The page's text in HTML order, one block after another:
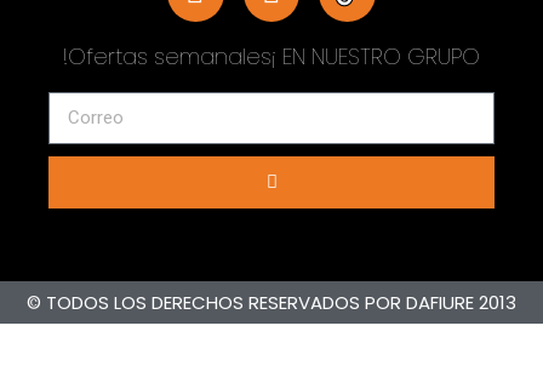
!Ofertas semanales¡ EN NUESTRO GRUPO
© TODOS LOS DERECHOS RESERVADOS POR DAFIURE 2013